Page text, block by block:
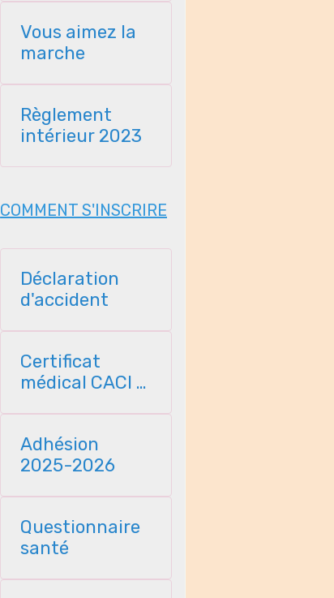
Vous aimez la
marche
Règlement
intérieur 2023
COMMENT S'INSCRIRE
Déclaration
d'accident
Certificat
médical CACI -
Adhésion
2025-2026
Questionnaire
santé